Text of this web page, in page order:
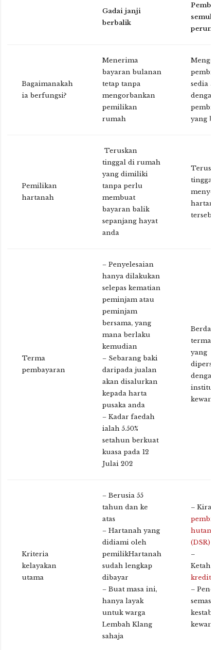
Gadai janji
berbalik
semula
Bagaimanakah
ia berfungsi?
Menerima
bayaran bulanan
tetap tanpa
mengorbankan
pemilikan
rumah
sedia
dengan
yang
Pemilikan
hartanah
Teruskan
tinggal di rumah
yang dimiliki
tanpa perlu
membuat
bayaran balik
sepanjang hayat
anda
tinggal
Terma
pembayaran
– Penyelesaian
hanya dilakukan
selepas kematian
peminjam atau
peminjam
bersama, yang
mana berlaku
kemudian
– Sebarang baki
daripada jualan
akan disalurkan
kepada harta
pusaka anda
– Kadar faedah
ialah 5.50%
setahun berkuat
kuasa pada 12
Julai 202
terma
yang
dengan
institusi
Kriteria
kelayakan
utama
– Berusia 55
tahun dan ke
atas
– Hartanah yang
didiami oleh
pemilikHartanah
sudah lengkap
dibayar
– Buat masa ini,
hanya layak
untuk warga
Lembah Klang
sahaja
– Kira
hutang
(DSR)
–
kredit
–
semasa